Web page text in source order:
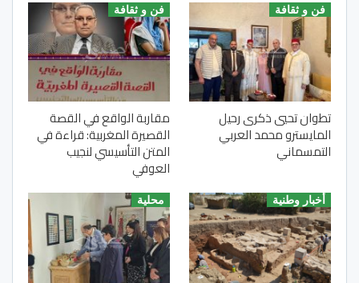
فن و ثقافة
تطوان تحيي ذكرى رحيل
المايسترو محمد العربي
التمسماني
فن و ثقافة
مقاربة الواقع في القصة
القصيرة المغربية: قراءة في
المتن التأسيسي لنجيب
العوفي
أخبار وطنية محلية